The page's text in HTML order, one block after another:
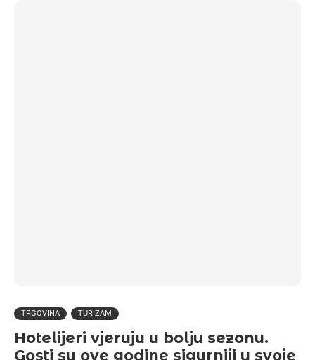
TRGOVINA TURIZAM
Hotelijeri vjeruju u bolju sezonu.
Gosti su ove godine sigurniji u svoje